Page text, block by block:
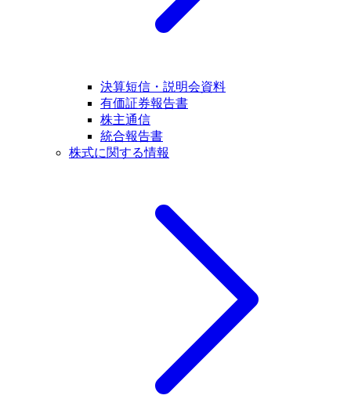
決算短信・説明会資料
有価証券報告書
株主通信
統合報告書
株式に関する情報